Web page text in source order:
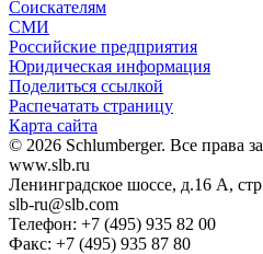
Соискателям
СМИ
Российские предприятия
Юридическая информация
Поделиться ссылкой
Распечатать страницу
Карта сайта
© 2026 Schlumberger. Все права
www.slb.ru
Ленинградское шоссе, д.16 А,
slb-ru@slb.com
Телефон: +7 (495) 935 82 00
Факс: +7 (495) 935 87 80